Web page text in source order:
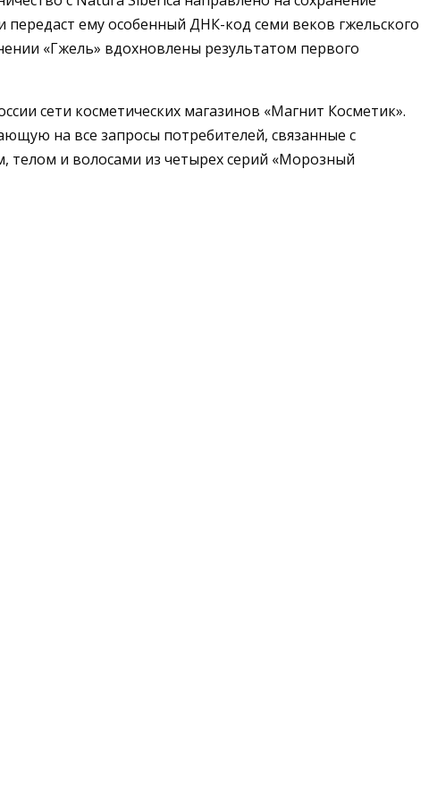
ему особенный ДНК-код семи веков гжельского
«Гжель» вдохновлены результатом первого
сети косметических магазинов «Магнит Косметик».
на все запросы потребителей, связанные с
телом и волосами из четырех серий «Морозный